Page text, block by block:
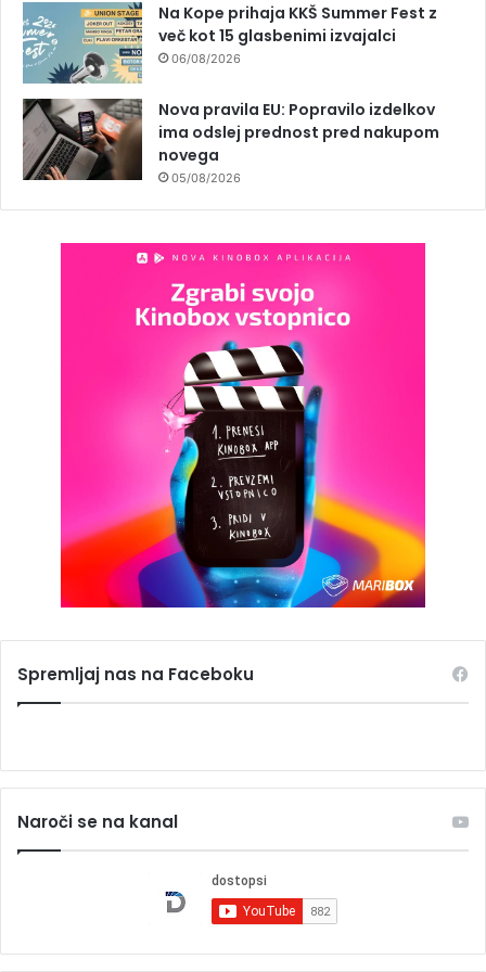
Na Kope prihaja KKŠ Summer Fest z
več kot 15 glasbenimi izvajalci
06/08/2026
Nova pravila EU: Popravilo izdelkov
ima odslej prednost pred nakupom
novega
05/08/2026
Spremljaj nas na Faceboku
Naroči se na kanal